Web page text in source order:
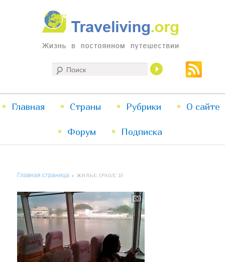
Traveliving
Жизнь в постоянном путешествии
меню
Перейти
к
Перейти
к
Главная Страны Рубрики О сайте
Форум Подписка
Главная страница » ЖИЛЬЕ (PAGE 3)